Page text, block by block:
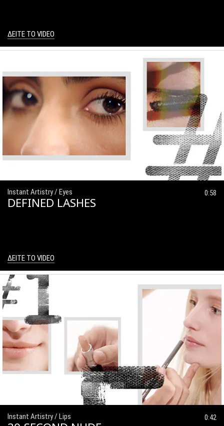
ΔΕΙΤΕ ΤΟ VIDEO
0:58
Instant Artistry / Eyes
DEFINED LASHES
ΔΕΙΤΕ ΤΟ VIDEO
0:42
Instant Artistry / Lips